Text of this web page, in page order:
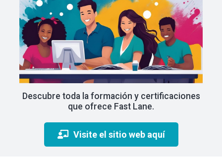
Descubre toda la formación y certificaciones
que ofrece Fast Lane.
Visite el sitio web aquí